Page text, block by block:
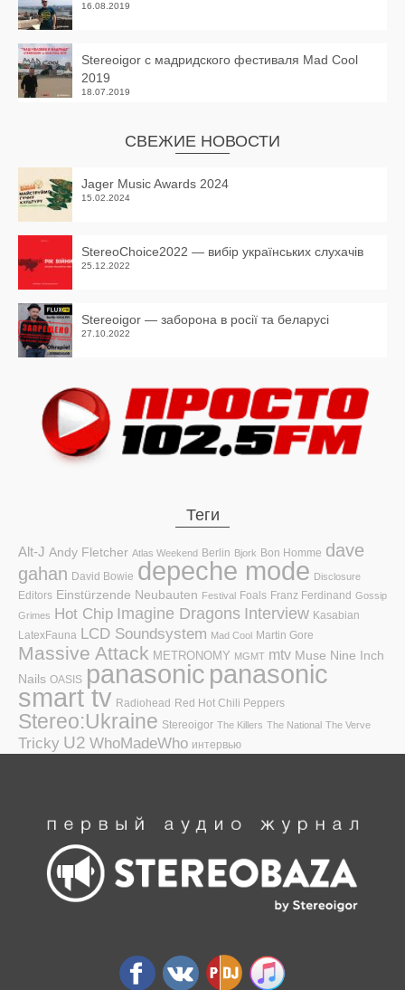
16.08.2019
Stereoigor с мадридского фестиваля Mad Cool
2019
18.07.2019
СВЕЖИЕ НОВОСТИ
Jager Music Awards 2024
15.02.2024
StereoChoice2022 — вибір українських слухачів
25.12.2022
Stereoigor — заборона в росії та беларусі
27.10.2022
Теги
Alt-J Andy Fletcher Atlas Weekend Berlin Bjork Bon Homme dave
gahan David Bowie depeche mode Disclosure
Editors Einstürzende Neubauten Festival Foals Franz Ferdinand Gossip
Grimes Hot Chip Imagine Dragons Interview Kasabian
LatexFauna LCD Soundsystem Mad Cool Martin Gore
Massive Attack METRONOMY MGMT mtv Muse Nine Inch
Nails OASIS panasonic panasonic
smart tv Radiohead Red Hot Chili Peppers
Stereo:Ukraine Stereoigor The Killers The National The Verve
Tricky U2 WhoMadeWho интервью